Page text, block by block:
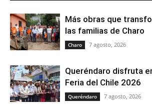
Más obras que
las familias de Charo
Charo 7 agosto, 2026
Queréndaro disfruta
Feria del Chile 2026
Queréndaro 7 agosto, 2026